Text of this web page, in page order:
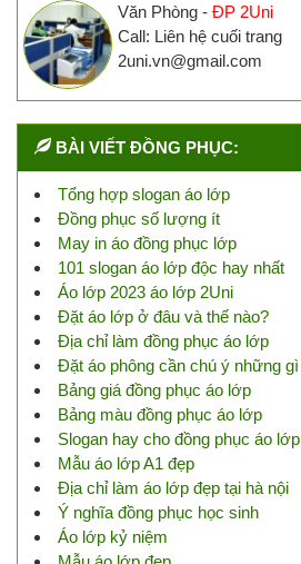
Văn Phòng - ĐP 2Uni
Call: Liên hệ cuối trang
2uni.vn@gmail.com
BÀI VIẾT ĐỒNG PHỤC:
Tổng hợp slogan áo lớp
Đồng phục số lượng ít
May in áo đồng phục lớp
101 slogan áo lớp độc hay nhất
Áo lớp 2023 áo lớp 2Uni
Đặt áo lớp ở đâu và thế nào?
Địa chỉ làm đồng phục áo lớp
Đặt áo phông cần chú ý những gì
Bảng giá đồng phục áo lớp
Bảng màu đồng phục áo lớp
Slogan hay cho đồng phục áo lớp
Mẫu áo lớp A1 đẹp
Địa chỉ làm áo lớp đẹp tại hà nội
Ý nghĩa đồng phục học sinh
Áo lớp kỷ niệm